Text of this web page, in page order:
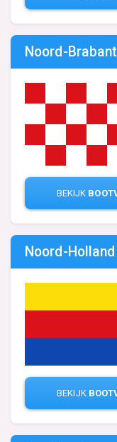
Noord-Brabant
BEKIJK
Noord-Holland
BEKIJK